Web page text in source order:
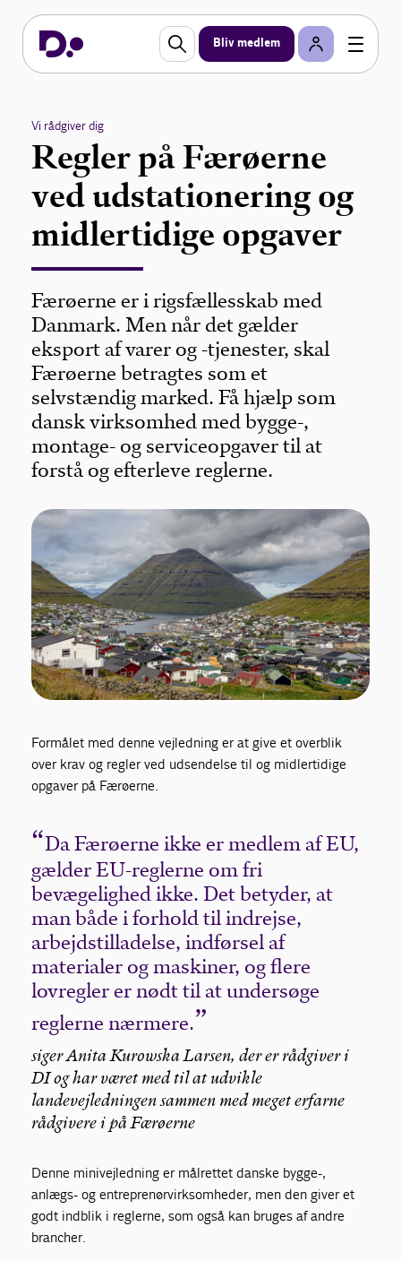
Bliv medlem
Vi rådgiver dig
Regler på Færøerne
ved udstationering og
midlertidige opgaver
Færøerne er i rigsfællesskab med
Danmark. Men når det gælder
eksport af varer og -tjenester, skal
Færøerne betragtes som et
selvstændig marked. Få hjælp som
dansk virksomhed med bygge-,
montage- og serviceopgaver til at
forstå og efterleve reglerne.
Formålet med denne vejledning er at give et overblik
over krav og regler ved udsendelse til og midlertidige
opgaver på Færøerne.
Da Færøerne ikke er medlem af EU,
gælder EU-reglerne om fri
bevægelighed ikke. Det betyder, at
man både i forhold til indrejse,
arbejdstilladelse, indførsel af
materialer og maskiner, og flere
lovregler er nødt til at undersøge
reglerne nærmere.
siger Anita Kurowska Larsen, der er rådgiver i
DI og har været med til at udvikle
landevejledningen sammen med meget erfarne
rådgivere i på Færøerne
Denne minivejledning er målrettet danske bygge-,
anlægs- og entreprenørvirksomheder, men den giver et
godt indblik i reglerne, som også kan bruges af andre
brancher.